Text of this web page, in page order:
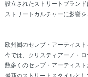
設立されたストリートブランド
ストリートカルチャーに影響を
欧州圏のセレブ・アーティスト
今では、クリスティアーノ・ロ
数多くのセレブ・アーティスト
最新のストリートスタイルとし